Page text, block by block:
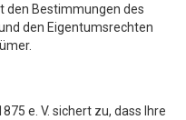
den Bestimmungen des
den Eigentumsrechten
e. V. sichert zu, dass Ihre